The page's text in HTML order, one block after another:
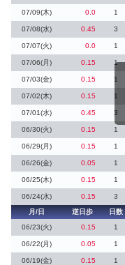
07/09(木) 0.0 1
07/08(水) 0.45 3
07/07(火) 0.0 1
07/06(月) 0.15 1
07/03(金) 0.15 1
07/02(木) 0.15 1
07/01(水) 0.45 3
06/30(火) 0.15 1
06/29(月) 0.15 1
06/26(金) 0.05 1
06/25(木) 0.15 1
06/24(水) 0.15 3
月/日
逆日歩 日数
06/23(火)
0.15 1
06/22(月) 0.05 1
06/19(金) 0.15 1